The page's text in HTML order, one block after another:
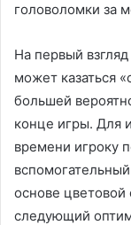
головоломки за
На первый
может казаться
большей
конце игры. Для
времени игроку
основе цветовой
следующий